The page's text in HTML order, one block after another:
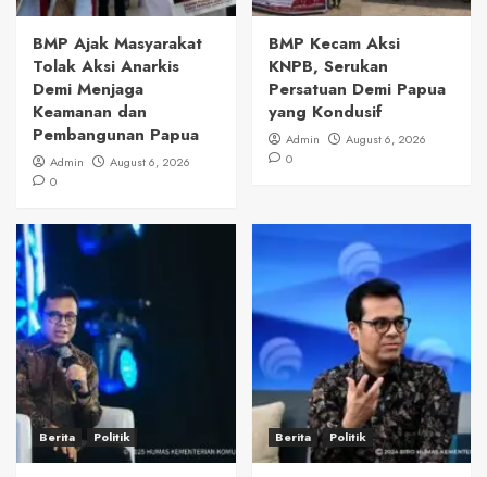
BMP Ajak Masyarakat
Tolak Aksi Anarkis
Demi Menjaga
Keamanan dan
Pembangunan Papua
Admin
August 6, 2026
0
BMP Kecam Aksi
KNPB, Serukan
Persatuan Demi Papua
yang Kondusif
Admin
August 6, 2026
0
Berita Politik Berita Politik